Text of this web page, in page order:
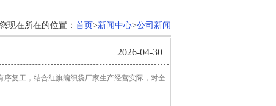
现在所在的位置： 首页>新闻中心>公司新闻
2026-04-30
复工，结合红旗编织袋厂家生产经营实际，对全